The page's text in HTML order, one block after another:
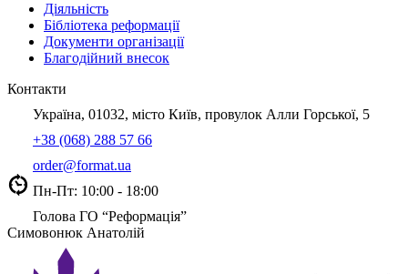
Діяльність
Бібліотека реформації
Документи організації
Благодійний внесок
Контакти
Україна, 01032, місто Київ, провулок Алли Горської, 5
+38 (068) 288 57 66
order@format.ua
Пн-Пт: 10:00 - 18:00
Голова ГО “Реформація”
Симовонюк Анатолій